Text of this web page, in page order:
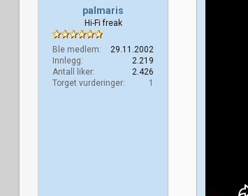
palmaris
Hi-Fi freak
Ble medlem
29.11.2002
Innlegg
2.219
Antall liker
2.426
Torget vurderinger
1